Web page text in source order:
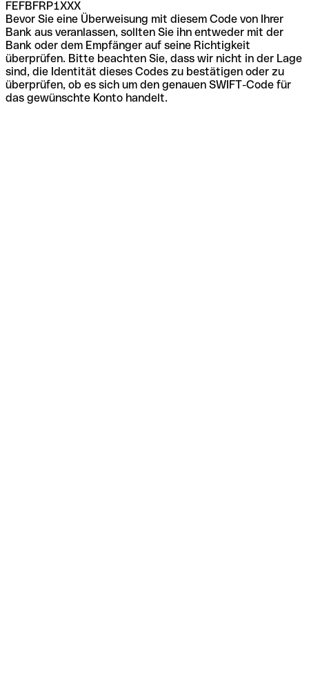
FEFBFRP1XXX
Bevor Sie eine Überweisung mit diesem Code von Ihrer
Bank aus veranlassen, sollten Sie ihn entweder mit der
Bank oder dem Empfänger auf seine Richtigkeit
überprüfen. Bitte beachten Sie, dass wir nicht in der Lage
sind, die Identität dieses Codes zu bestätigen oder zu
überprüfen, ob es sich um den genauen SWIFT-Code für
das gewünschte Konto handelt.